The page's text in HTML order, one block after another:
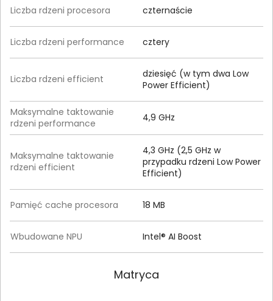
Liczba rdzeni procesora czternaście
Liczba rdzeni performance cztery
Liczba rdzeni efficient
dziesięć (w tym dwa Low
Power Efficient)
Maksymalne taktowanie
rdzeni performance
4,9 GHz
Maksymalne taktowanie
rdzeni efficient
4,3 GHz (2,5 GHz w
przypadku rdzeni Low Power
Efficient)
Pamięć cache procesora 18 MB
Wbudowane NPU Intel® AI Boost
Matryca